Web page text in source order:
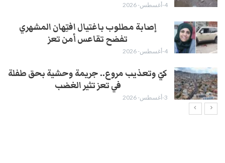
4-أغسطس- 2026
إصابة مطلوب باغتيال افتِهان المشهري
تفضح تقاعس أمن تعز
4-أغسطس- 2026
كيّ وتعذيب مروع.. جريمة وحشية بحق طفلة
في تعز تثير الغضب
3-أغسطس- 2026